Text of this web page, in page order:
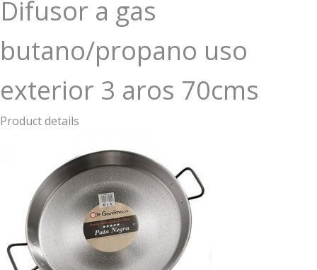
Difusor a gas
butano/propano uso
exterior 3 aros 70cms
Product details